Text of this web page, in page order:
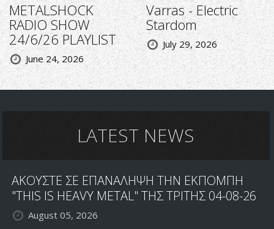
METALSHOCK
RADIO SHOW
24/6/26 PLAYLIST
June 24, 2026
Varras - Electric
Stardom
July 29, 2026
LATEST NEWS
ΑΚΟΥΣΤΕ ΣΕ ΕΠΑΝΑΛΗΨΗ ΤΗΝ ΕΚΠΟΜΠΗ
"THIS IS HEAVY METAL" ΤΗΣ ΤΡΙΤΗΣ 04-08-26
August 05, 2026